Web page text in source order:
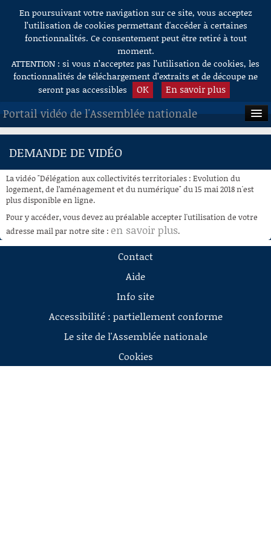
Aller au contenu
En poursuivant votre navigation sur ce site, vous acceptez
l’utilisation de cookies permettant d'accéder à certaines
fonctionnalités. Ce consentement peut être retiré à tout
moment.
ATTENTION : si vous n’acceptez pas l’utilisation de cookies, les
fonctionnalités de téléchargement d’extraits et de découpe ne
seront pas accessibles
OK En savoir plus
Portail vidéo de l'Assemblée nationale
ACCUEIL
À LA DEMANDE
RECHERCHE
AIDE À LA DÉCOUPE
DE VIDÉOS
DEMANDE DE VIDÉO
La vidéo "Délégation aux collectivités territoriales : Evolution du
logement, de l’aménagement et du numérique" du 15 mai 2018 n'est
plus disponible en ligne.
Pour y accéder, vous devez au préalable accepter l'utilisation de votre
adresse mail par notre site : en savoir plus.
Contact
Aide
Info site
Accessibilité : partiellement conforme
Le site de l'Assemblée nationale
Cookies